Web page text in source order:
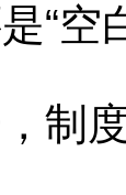
“空
度